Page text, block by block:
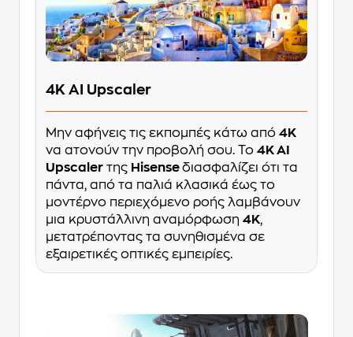
4K AI Upscaler
Μην αφήνεις τις εκπομπές κάτω από 4K
να ατονούν την προβολή σου. Το 4K AI
Upscaler της Hisenseδιασφαλίζει ότι τα
πάντα, από τα παλιά κλασικά έως το
μοντέρνο περιεχόμενο ροής λαμβάνουν
μια κρυστάλλινη αναμόρφωση 4K,
μετατρέποντας τα συνηθισμένα σε
εξαιρετικές οπτικές εμπειρίες.